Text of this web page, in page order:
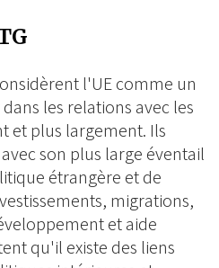
l'UE comme un
les relations avec les
et plus largement. Ils
son plus large éventail
étrangère et de
migrations,
et aide
qu'il existe des liens